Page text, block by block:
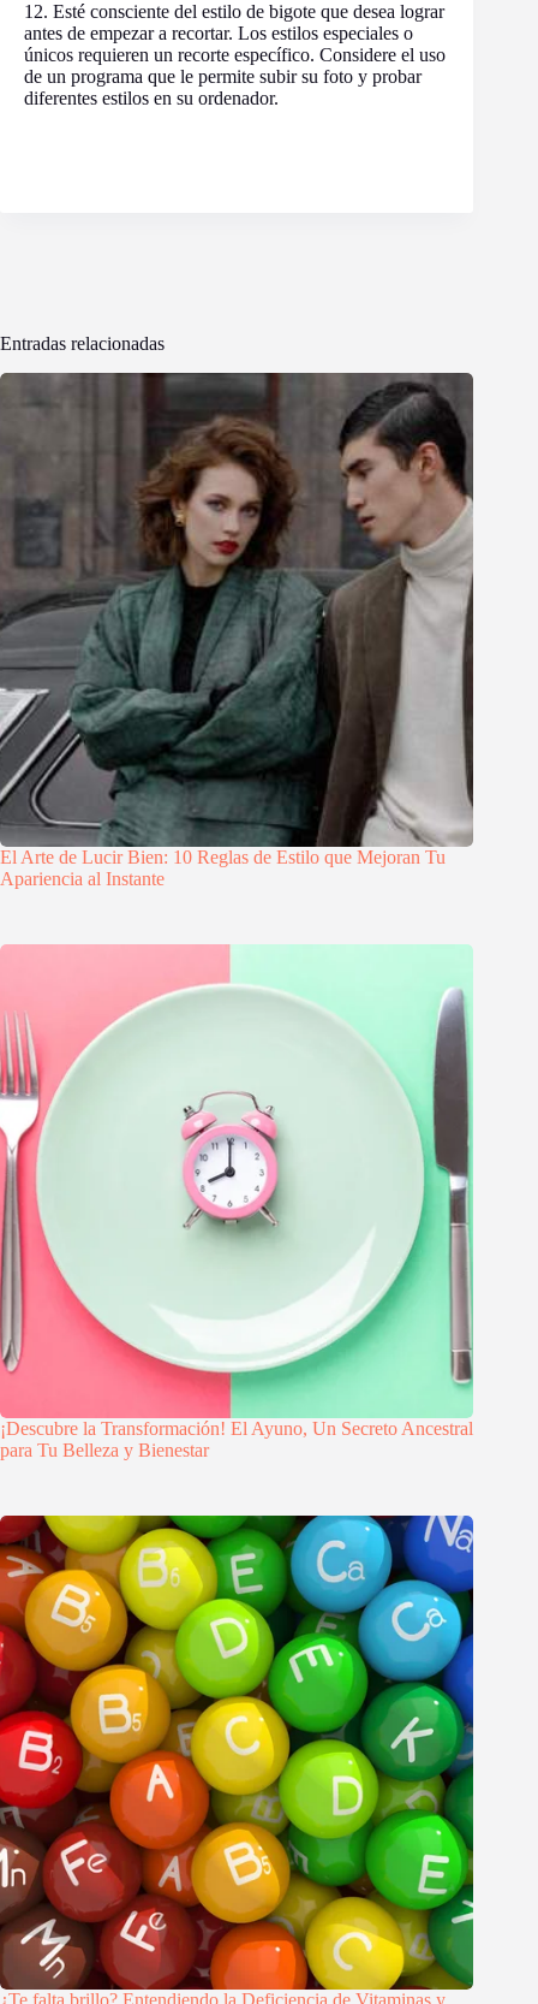
12. Esté consciente del estilo de bigote que desea lograr
antes de empezar a recortar. Los estilos especiales o
únicos requieren un recorte específico. Considere el uso
de un programa que le permite subir su foto y probar
diferentes estilos en su ordenador.
Entradas relacionadas
El Arte de Lucir Bien: 10 Reglas de Estilo que Mejoran Tu
Apariencia al Instante
¡Descubre la Transformación! El Ayuno, Un Secreto Ancestral
para Tu Belleza y Bienestar
¿Te falta brillo? Entendiendo la Deficiencia de Vitaminas y